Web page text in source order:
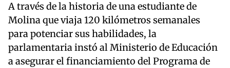
A través de la historia de una estudiante de
Molina que viaja 120 kilómetros semanales
para potenciar sus habilidades, la
parlamentaria instó al Ministerio de Educación
a asegurar el financiamiento del Programa de